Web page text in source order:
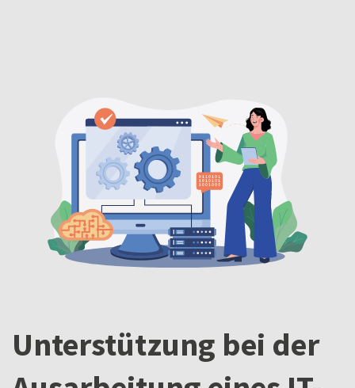
Unterstützung bei der